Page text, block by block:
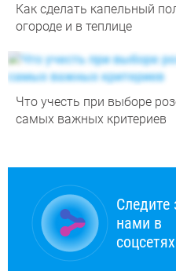
Как сделать капельный
огороде и в теплице
Что учесть при выборе
самых важных критериев
Следите
нами в
соцсетях